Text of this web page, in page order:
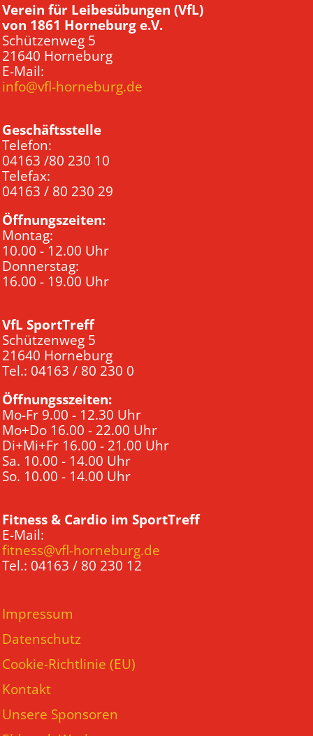
Verein für Leibesübungen (VfL)
von 1861 Horneburg e.V.
Schützenweg 5
21640 Horneburg
E-Mail:
info@vfl-horneburg.de
Geschäftsstelle
Telefon:
04163 /80 230 10
Telefax:
04163 / 80 230 29
Öffnungszeiten:
Montag:
10.00 - 12.00 Uhr
Donnerstag:
16.00 - 19.00 Uhr
VfL SportTreff
Schützenweg 5
21640 Horneburg
Tel.: 04163 / 80 230 0
Öffnungsszeiten:
Mo-Fr 9.00 - 12.30 Uhr
Mo+Do 16.00 - 22.00 Uhr
Di+Mi+Fr 16.00 - 21.00 Uhr
Sa. 10.00 - 14.00 Uhr
So. 10.00 - 14.00 Uhr
Fitness & Cardio im SportTreff
E-Mail:
fitness@vfl-horneburg.de
Tel.: 04163 / 80 230 12
Impressum
Datenschutz
Cookie-Richtlinie (EU)
Kontakt
Unsere Sponsoren